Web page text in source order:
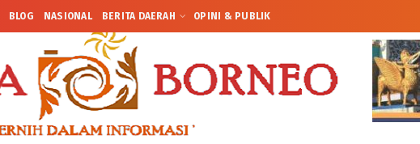
BLOG NASIONAL BERITA DAERAH OPINI & PUBLIK